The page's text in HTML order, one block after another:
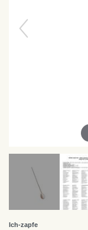
Ich-zapfe